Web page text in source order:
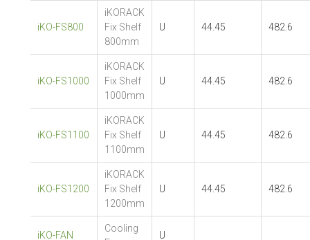
iKO-FS800
iKORACK
Fix Shelf
800mm
U 44.45 482.6
iKO-FS1000
iKORACK
Fix Shelf
1000mm
U 44.45 482.6
iKO-FS1100
iKORACK
Fix Shelf
1100mm
U 44.45 482.6
iKO-FS1200
iKORACK
Fix Shelf
1200mm
U 44.45 482.6
iKO-FAN
Cooling
U